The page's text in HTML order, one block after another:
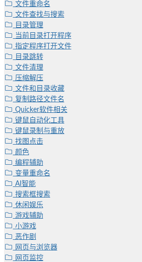
文件重命名
文件查找与搜索
目录管理
当前目录打开程序
指定程序打开文件
目录跳转
文件清理
压缩解压
文件和目录收藏
复制路径文件名
Quicker软件相关
键鼠自动化工具
键鼠录制与重放
找图点击
颜色
编程辅助
变量重命名
AI智能
搜索框搜索
休闲娱乐
游戏辅助
小游戏
恶作剧
网页与浏览器
网页监控